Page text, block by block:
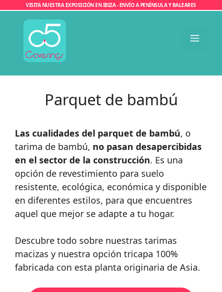
contenido
VISITA NUESTRA EXPOSICIÓN EN IBIZA - ENVÍO A PENÍNSULA Y BALEARES
Menú
Parquet de bambú
Las cualidades del parquet de bambú, o
tarima de bambú, no pasan desapercibidas
en el sector de la construcción. Es una
opción de revestimiento para suelo
resistente, ecológica, económica y disponible
en diferentes estilos, para que encuentres
aquel que mejor se adapte a tu hogar.
Descubre todo sobre nuestras tarimas
macizas y nuestra opción tricapa 100%
fabricada con esta planta originaria de Asia.